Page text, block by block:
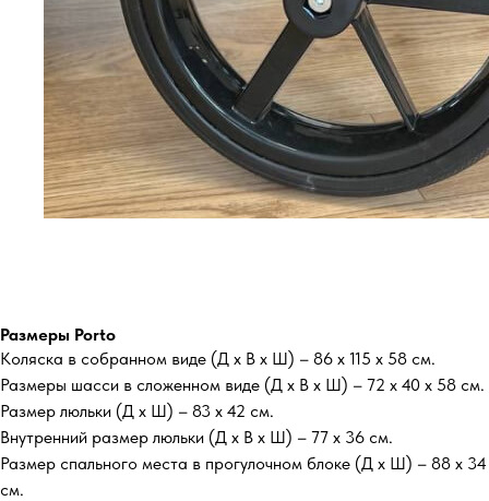
Размеры Porto
Коляска в собранном виде (Д х В х Ш) – 86 х 115 х 58 см.
Размеры шасси в сложенном виде (Д х В х Ш) – 72 х 40 х 58 см.
Размер люльки (Д х Ш) – 83 х 42 см.
Внутренний размер люльки (Д х В х Ш) – 77 х 36 см.
Размер спального места в прогулочном блоке (Д х Ш) – 88 х 34
см.